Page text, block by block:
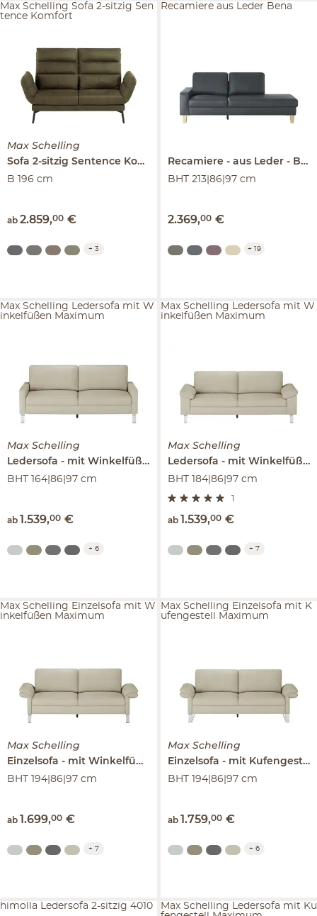
Max Schelling
Sofa 2-sitzig Sentence Komfort
B 196 cm
ab 2.859,00 €
Max Schelling Sofa 2-sitzig Sen
tence Komfort
+ 3
Recamiere aus Leder
Bena
BHT 213|86|97 cm
2.369,00 €
Recamiere aus Leder Bena
+ 19
Max Schelling
Ledersofa mit Winkelfüßen
Maximum
BHT 164|86|97 cm
ab 1.539,00 €
Max Schelling Ledersofa mit W
inkelfüßen Maximum
+ 6
Max Schelling
Ledersofa
mit Winkelfüßen
BHT 184|86|97 cm
ab 1.539,00 €
Max Schelling Ledersofa mit W
inkelfüßen Maximum
+ 7
Max Schelling
Einzelsofa mit Winkelfüßen
Maximum
BHT 194|86|97 cm
ab 1.699,00 €
Max Schelling Einzelsofa mit W
inkelfüßen Maximum
+ 7
Max Schelling
Einzelsofa
mit Kufengestell
BHT 194|86|97 cm
ab 1.759,00 €
Max Schelling Einzelsofa mit K
ufengestell Maximum
+ 6
himolla Ledersofa 2-sitzig 4010
Max Schelling Ledersofa mit Ku